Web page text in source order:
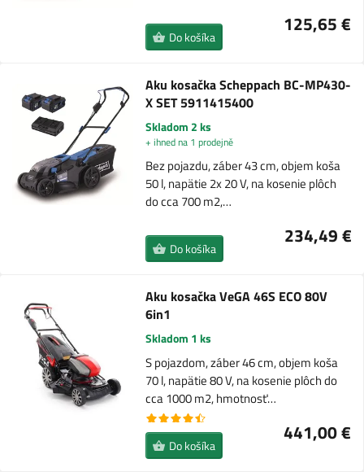
125,65 €
Do košíka
Aku kosačka Scheppach BC-MP430-
X SET 5911415400
Skladom 2 ks
+ ihned na 1 prodejně
Bez pojazdu, záber 43 cm, objem koša
50 l, napätie 2x 20 V, na kosenie plôch
do cca 700 m2,…
234,49 €
Do košíka
Aku kosačka VeGA 46S ECO 80V
6in1
Skladom 1 ks
S pojazdom, záber 46 cm, objem koša
70 l, napätie 80 V, na kosenie plôch do
cca 1000 m2, hmotnosť…
441,00 €
Do košíka